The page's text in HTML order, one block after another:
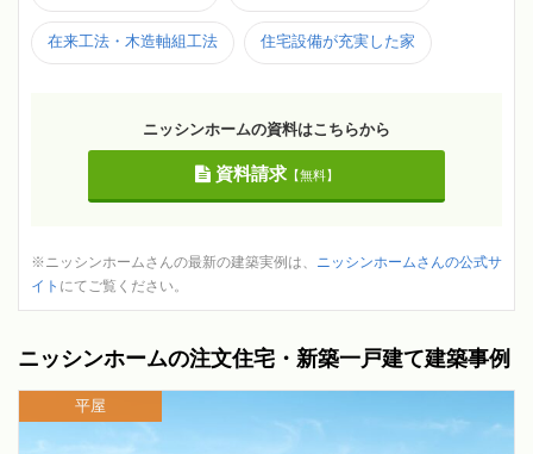
在来工法・木造軸組工法 住宅設備が充実した家
ニッシンホームの資料はこちらから
資料請求【無料】
※ニッシンホームさんの最新の建築実例は、 ニッシンホームさんの公式サ
イト にてご覧ください。
ニッシンホームの注文住宅・新築一戸建て建築事例
平屋